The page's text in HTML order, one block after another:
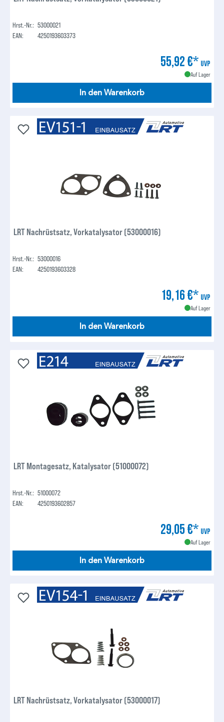
Hrst.-Nr.: 53000021
EAN:
4250193603373
55,92 €* UVP
Auf Lager
In den Warenkorb
LRT Nachrüstsatz, Vorkatalysator (53000016)
Hrst.-Nr.: 53000016
EAN:
4250193603328
19,16 €* UVP
Auf Lager
In den Warenkorb
LRT Montagesatz, Katalysator (51000072)
Hrst.-Nr.: 51000072
EAN:
4250193602857
29,05 €* UVP
Auf Lager
In den Warenkorb
LRT Nachrüstsatz, Vorkatalysator (53000017)